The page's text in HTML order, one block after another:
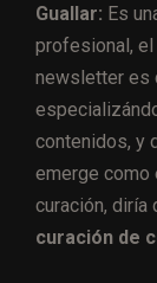
Guallar: Es
profesional,
newsletter es
contenidos, y
emerge como
curación, diría
curación de